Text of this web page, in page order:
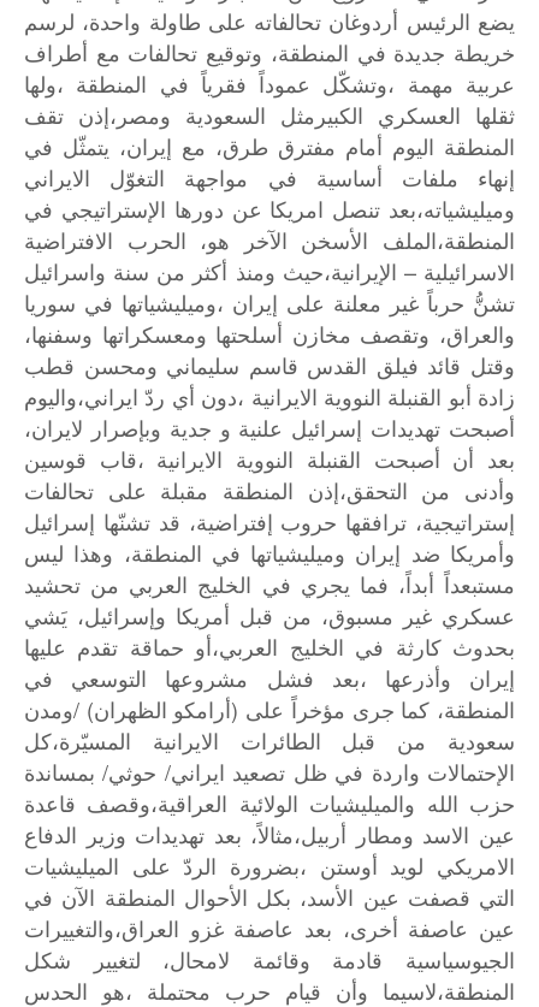
يضع الرئيس أردوغان تحالفاته على طاولة واحدة، لرسم
خريطة جديدة في المنطقة، وتوقيع تحالفات مع أطراف
عربية مهمة ،وتشكّل عموداً فقرياً في المنطقة ،ولها
ثقلها
العسكري الكبيرمثل السعودية ومصر،إذن
تقف
المنطقة اليوم أمام مفترق طرق، مع إيران، يتمثّل في
إنهاء
ملفات أساسية في مواجهة التغوّل
الايراني
وميليشياته،بعد تنصل امريكا عن دورها الإستراتيجي في
المنطقة،الملف
الأسخن الآخر هو، الحرب
الافتراضية
الاسرائيلية – الإيرانية،حيث ومنذ أكثر من سنة واسرائيل
تشنُّ حرباً غير معلنة على إيران ،وميليشياتها في سوريا
والعراق، وتقصف مخازن أسلحتها ومعسكراتها وسفنها،
وقتل قائد فيلق القدس قاسم سليماني ومحسن قطب
زادة أبو القنبلة النووية الايرانية ،دون أي ردّ ايراني،واليوم
أصبحت تهديدات إسرائيل علنية و جدية وبإصرار
لايران،
بعد
أن أصبحت القنبلة النووية الايرانية ،قاب
قوسين
وأدنى
من التحقق،إذن المنطقة مقبلة على
تحالفات
إستراتيجية، ترافقها حروب إفتراضية، قد تشنّها إسرائيل
وأمريكا ضد إيران وميليشياتها في المنطقة، وهذا ليس
مستبعداً أبداً، فما يجري في الخليج العربي من تحشيد
عسكري غير مسبوق، من قبل أمريكا وإسرائيل، يَشي
بحدوث كارثة في الخليج العربي،أو حماقة تقدم عليها
إيران
وأذرعها ،بعد فشل مشروعها التوسعي
في
المنطقة، كما جرى مؤخراً على (أرامكو الظهران) /ومدن
سعودية
من قبل الطائرات الايرانية
المسيّرة،كل
الإحتمالات واردة في ظل تصعيد ايراني/ حوثي/ بمساندة
حزب الله والميليشيات الولائية العراقية،وقصف قاعدة
عين الاسد ومطار أربيل،مثالاً، بعد تهديدات وزير
الدفاع
الامريكي
لويد أوستن ،بضرورة الردّ على
الميليشيات
التي قصفت عين الأسد، بكل الأحوال المنطقة الآن في
عين عاصفة أخرى، بعد عاصفة غزو العراق،والتغييرات
الجيوسياسية
قادمة وقائمة لامحال، لتغيير
شكل
المنطقة،لاسيما
وأن قيام حرب محتملة ،هو
الحدس